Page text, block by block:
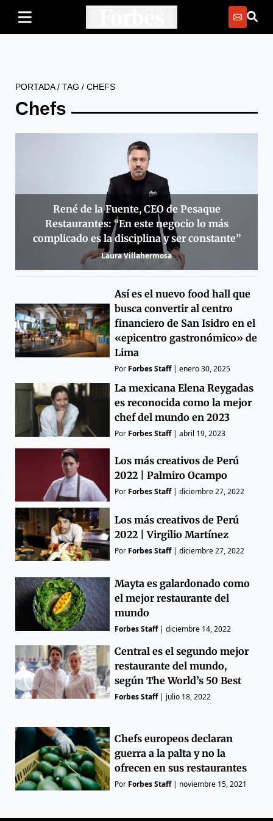
PORTADA/ TAG / CHEFS
Chefs
René de la Fuente, CEO de Pesaque
Restaurantes: “En este negocio lo más
complicado es la disciplina y ser constante”
Laura Villahermosa
Así es el nuevo food hall que
busca convertir al centro
financiero de San Isidro en el
«epicentro gastronómico» de
Lima
Por Forbes Staff|enero 30, 2025
La mexicana Elena Reygadas
es reconocida como la mejor
chef del mundo en 2023
Por Forbes Staff|abril 19, 2023
Los más creativos de Perú
2022 | Palmiro Ocampo
Por Forbes Staff|diciembre 27, 2022
Los más creativos de Perú
2022 | Virgilio Martínez
Por Forbes Staff|diciembre 27, 2022
Mayta es galardonado como
el mejor restaurante del
mundo
Forbes Staff|diciembre 14, 2022
Central es el segundo mejor
restaurante del mundo,
según The World’s 50 Best
Forbes Staff| julio 18, 2022
Chefs europeos declaran
guerra a la palta y no la
ofrecen en sus restaurantes
Por Forbes Staff| noviembre 15, 2021